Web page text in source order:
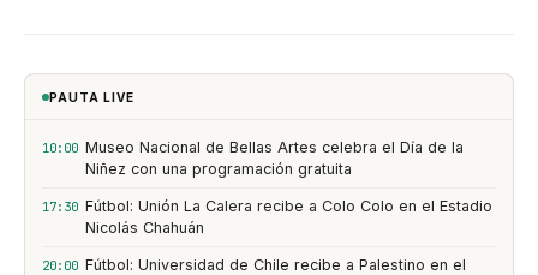
PAUTA LIVE
10:00 Museo Nacional de Bellas Artes celebra el Día de la
Niñez con una programación gratuita
17:30 Fútbol: Unión La Calera recibe a Colo Colo en el Estadio
Nicolás Chahuán
20:00 Fútbol: Universidad de Chile recibe a Palestino en el